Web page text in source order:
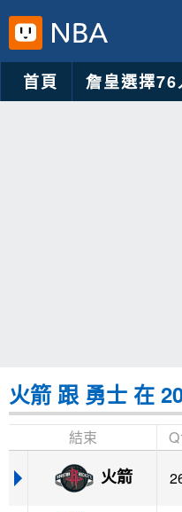
首頁 詹皇選擇76
火箭 跟 勇士 在
結束
火箭